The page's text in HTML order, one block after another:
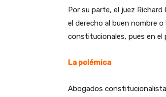
Por su parte, el juez
el derecho al buen nombre
constitucionales, pues en
La polémica
Abogados